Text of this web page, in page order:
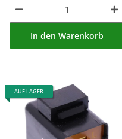
In den Warenkorb
AUF LAGER